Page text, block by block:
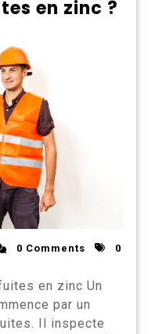
en zinc ?
0 Comments
0
en zinc Un
par un
Il inspecte